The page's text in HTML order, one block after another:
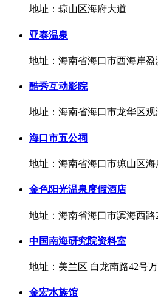
地址：琼山区海府大道
亚泰温泉
地址：海南省海口市西海岸
酷秀互动影院
地址：海南省海口市龙华区
海口市五公祠
地址：海南省海口市琼山区海
金色阳光温泉度假酒店
地址：海南省海口市滨海西路
中国南海研究院资料室
地址：美兰区 白龙南路42号
金宏水族馆